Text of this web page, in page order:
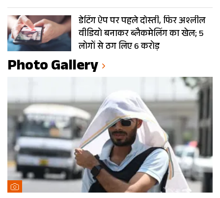
डेटिंग ऐप पर पहले दोस्ती, फिर अश्लील
वीडियो बनाकर ब्लैकमेलिंग का खेल; 5
लोगों से ठग लिए 6 करोड़
Photo Gallery